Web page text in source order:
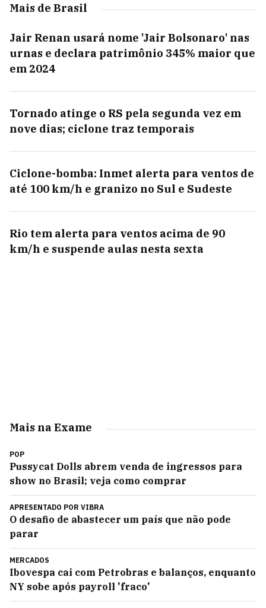
Mais de Brasil
Jair Renan usará nome 'Jair Bolsonaro' nas
urnas e declara patrimônio 345% maior que
em 2024
Tornado atinge o RS pela segunda vez em
nove dias; ciclone traz temporais
Ciclone-bomba: Inmet alerta para ventos de
até 100 km/h e granizo no Sul e Sudeste
Rio tem alerta para ventos acima de 90
km/h e suspende aulas nesta sexta
Mais na Exame
POP
Pussycat Dolls abrem venda de ingressos para
show no Brasil; veja como comprar
APRESENTADO POR VIBRA
O desafio de abastecer um país que não pode
parar
MERCADOS
Ibovespa cai com Petrobras e balanços, enquanto
NY sobe após payroll 'fraco'